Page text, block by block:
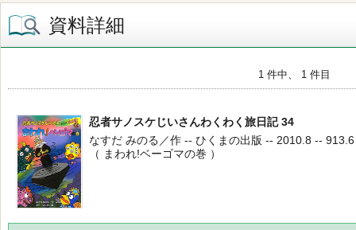
資料詳細
1 件中、 1 件目
忍者サノスケじいさんわくわく旅日記 34
なすだ みのる／作 -- ひくまの出版 -- 2010.8 -- 913.6
（ まわれ!ベーゴマの巻 ）